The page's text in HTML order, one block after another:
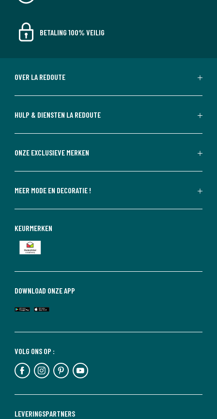
BETALING 100% VEILIG
OVER LA REDOUTE
HULP & DIENSTEN LA REDOUTE
ONZE EXCLUSIEVE MERKEN
MEER MODE EN DECORATIE !
LEVERINGSPARTNERS
VOLG ONS OP :
DOWNLOAD ONZE APP
KEURMERKEN